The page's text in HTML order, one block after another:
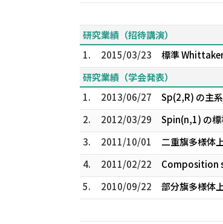
研究業績（招待講演）
1.
2015/03/23
標準
研究業績（学会発表）
1.
2013/06/27
Sp(2,R) の主
2.
2012/03/29
Spin(n,1) の
3.
2011/10/01
二重旗多様体
4.
2011/02/22
Composition
5.
2010/09/22
部分旗多様体